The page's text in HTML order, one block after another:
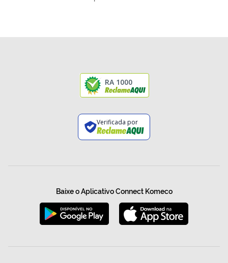
RA 1000
Verificada por
Baixe o Aplicativo Connect Komeco